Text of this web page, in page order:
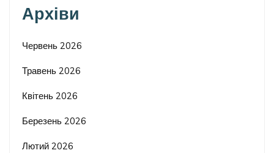
Архіви
Червень 2026
Травень 2026
Квітень 2026
Березень 2026
Лютий 2026